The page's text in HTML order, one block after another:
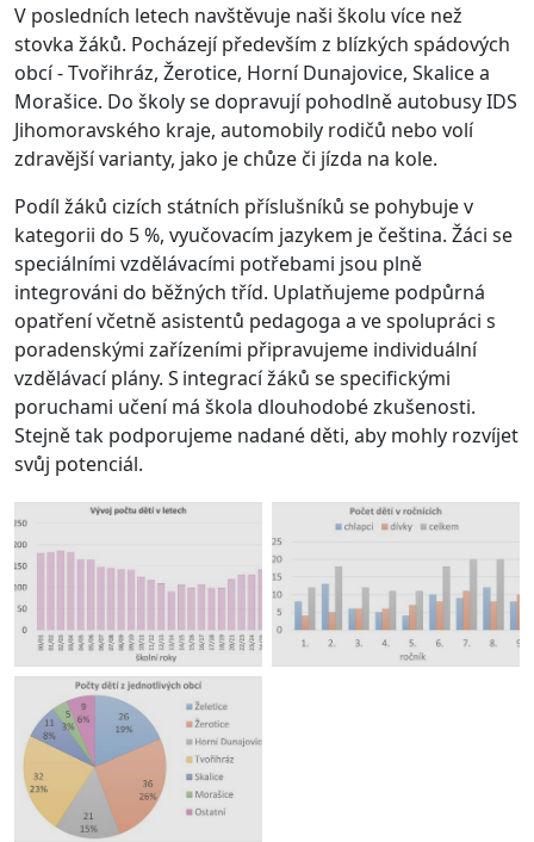
V posledních letech navštěvuje naši školu více než
stovka žáků. Pocházejí především z blízkých spádových
obcí - Tvořihráz, Žerotice, Horní Dunajovice, Skalice a
Morašice. Do školy se dopravují pohodlně autobusy IDS
Jihomoravského kraje, automobily rodičů nebo volí
zdravější varianty, jako je chůze či jízda na kole.
Podíl žáků cizích státních příslušníků se pohybuje v
kategorii do 5 %, vyučovacím jazykem je čeština. Žáci se
speciálními vzdělávacími potřebami jsou plně
integrováni do běžných tříd. Uplatňujeme podpůrná
opatření včetně asistentů pedagoga a ve spolupráci s
poradenskými zařízeními připravujeme individuální
vzdělávací plány. S integrací žáků se specifickými
poruchami učení má škola dlouhodobé zkušenosti.
Stejně tak podporujeme nadané děti, aby mohly rozvíjet
svůj potenciál.